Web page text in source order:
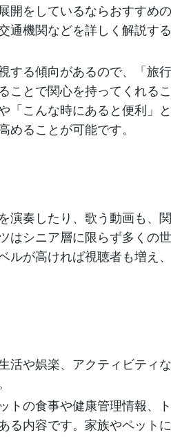
開をしているならおすすめ
通機関などを詳しく解説す
する傾向があるので、「旅
ことで関心を持ってくれる
「こんな時にあると便利」
ることが可能です。
演奏したり、歌う動画も、
はシニア層に限らず多くの
ルが高ければ視聴者も増え
活や娯楽、アクティビティ
トの食事や健康管理情報、
る内容です。家族やペット